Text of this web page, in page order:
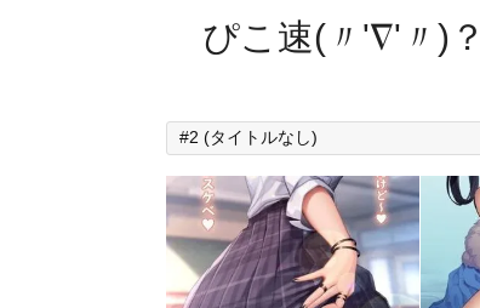
ぴこ速(〃'∇'〃)
#2 (タイトルなし)